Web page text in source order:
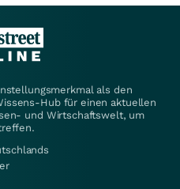
als den
Hub für einen aktuellen
und Wirtschaftswelt, um